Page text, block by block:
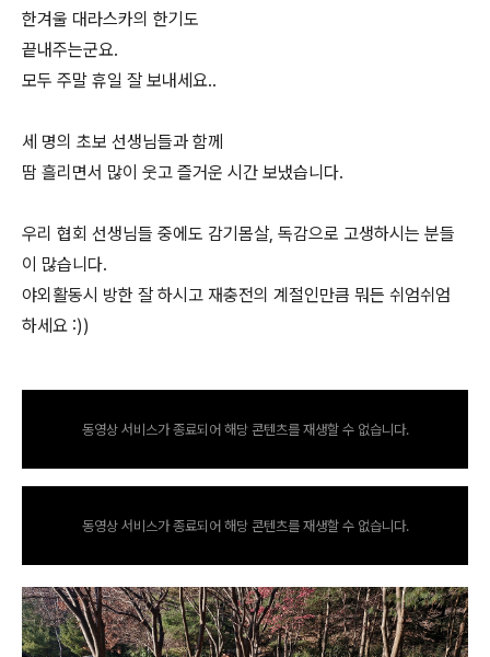
한겨울 대라스카의 한기도
끝내주는군요.
모두 주말 휴일 잘 보내세요..
세 명의 초보 선생님들과 함께
땀 흘리면서 많이 웃고 즐거운 시간 보냈습니다.
우리 협회 선생님들 중에도 감기몸살, 독감으로 고생하시는 분들
이 많습니다.
야외활동시 방한 잘 하시고 재충전의 계절인만큼 뭐든 쉬엄쉬엄
하세요 :))
동영상 서비스가 종료되어 해당 콘텐츠를 재생할 수 없습니다.
동영상 서비스가 종료되어 해당 콘텐츠를 재생할 수 없습니다.